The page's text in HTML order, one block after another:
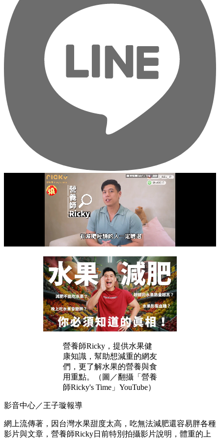
營養師Ricky，提供水果健
康知識，幫助想減重的網友
們，更了解水果的營養與食
用重點。（圖／翻攝「營養
師Ricky's Time」YouTube）
影音中心／王子璇報導
網上流傳著，因台灣水果甜度太高，吃無法減肥還容易胖各種
影片與文章，營養師Ricky日前特別拍攝影片說明，體重的上